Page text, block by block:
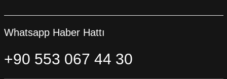
Whatsapp Haber Hattı
+90 553 067 44 30